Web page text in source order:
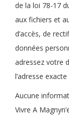
de la loi 78-17
aux fichiers et
d’accès, de
données
adressez votre
l’adresse
Aucune
Vivre A